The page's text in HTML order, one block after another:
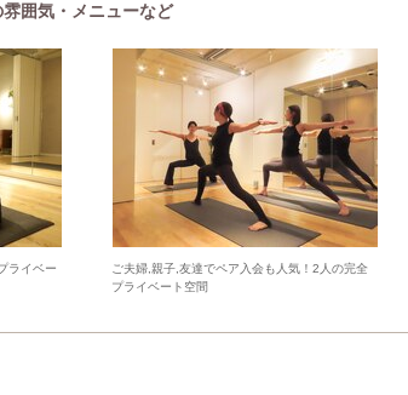
囲気・メニューなど
ライベー
ご夫婦,親子,友達でペア入会も人気！2人の完全
プライベート空間